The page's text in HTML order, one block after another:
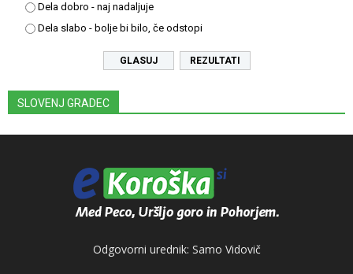
Dela dobro - naj nadaljuje
Dela slabo - bolje bi bilo, če odstopi
REZULTATI
SLOVENJ GRADEC
Odgovorni urednik: Samo Vidovič